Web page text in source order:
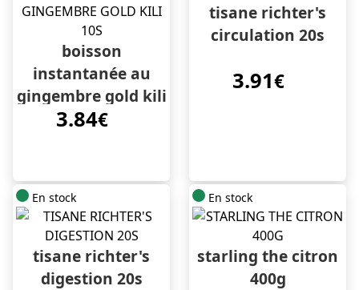
boisson
instantanée au
gingembre gold kili
10s
3.84€
tisane richter's
circulation 20s
3.91€
En stock
tisane richter's
digestion 20s
En stock
starling the citron
400g